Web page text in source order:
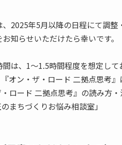
2025年5月以降の日程にて調
知らせいただけたら幸いです。
は、1～1.5時間程度を想定して
オン・ザ・ロード 二拠点思考
ロード 二拠点思考』の読み方
まちづくりお悩み相談室」